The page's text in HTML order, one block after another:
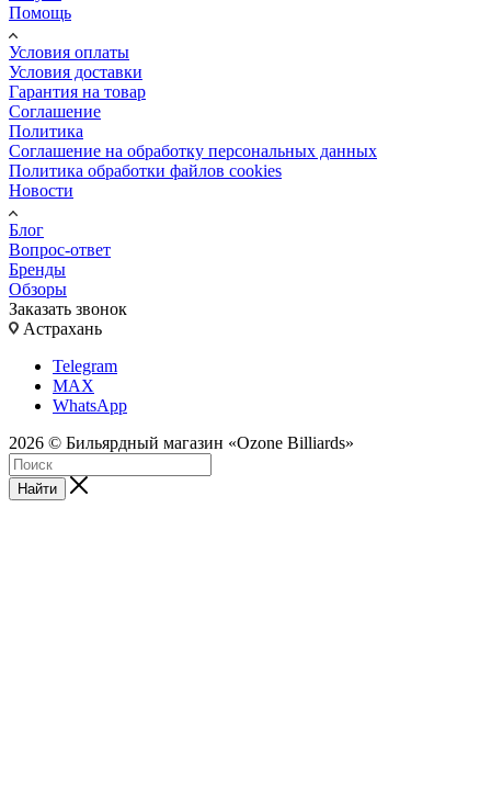
Помощь
Условия оплаты
Условия доставки
Гарантия на товар
Соглашение
Политика
Соглашение на обработку персональных данных
Политика обработки файлов cookies
Новости
Блог
Вопрос-ответ
Бренды
Обзоры
Заказать звонок
Астрахань
Telegram
MAX
WhatsApp
2026 © Бильярдный магазин «Ozone Billiards»
Найти